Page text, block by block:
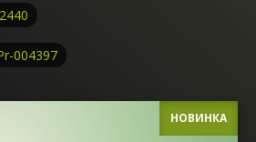
004397
НОВИНКА